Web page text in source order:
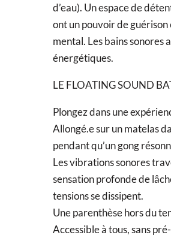
d’eau). Un espace de
ont un pouvoir de
mental. Les bains
énergétiques.
LE FLOATING SOUND
Plongez dans une
Allongé.e sur un matelas
pendant qu’un gong
Les vibrations sonores
sensation profonde de
tensions se dissipent.
Une parenthèse hors du
Accessible à tous, sans